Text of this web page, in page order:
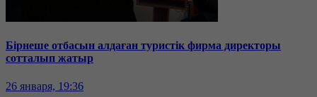
Бірнеше отбасын алдаған туристік фирма директоры
сотталып жатыр
26 января, 19:36